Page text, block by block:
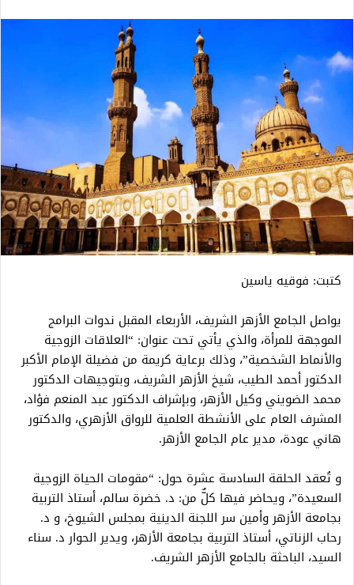
كتبت: فوقيه ياسين
يواصل الجامع الأزهر الشريف، الأربعاء المقبل ندوات البرامج
الموجهة للمرأة، والذي يأتي تحت عنوان: “العلاقات الزوجية
والأنماط الشخصية”، وذلك برعاية كريمة من فضيلة الإمام الأكبر
الدكتور أحمد الطيب، شيخ الأزهر الشريف، وبتوجيهات الدكتور
محمد الضويني وكيل الأزهر، وبإشراف الدكتور عبد المنعم فؤاد،
المشرف العام على الأنشطة العلمية للرواق الأزهري، والدكتور
هاني عودة، مدير عام الجامع الأزهر.
و تُعقد الحلقة السادسة عشرة حول: “مقومات الحياة الزوجية
السعيدة”، ويحاضر فيها كلٌّ من: د. خضرة سالم، أستاذ التربية
بجامعة الأزهر وأمين سر اللجنة الدينية بمجلس الشيوخ، و د.
رحاب الزناتي، أستاذ التربية بجامعة الأزهر، ويدير الحوار د. سناء
السيد، الباحثة بالجامع الأزهر الشريف.